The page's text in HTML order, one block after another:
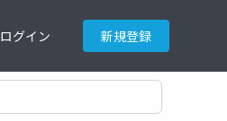
ログイン 新規登録